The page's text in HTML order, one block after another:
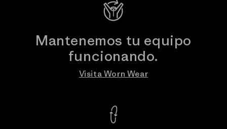
Mantenemos tu equipo
funcionando.
Visita Worn Wear